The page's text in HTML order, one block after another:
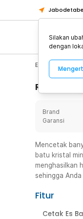
Electronic
Rincian
Brand
Garansi
Mencetak
batu kristal
menghasilkan
sehingga
Fitur
Cetak Es
Silakan
dengan